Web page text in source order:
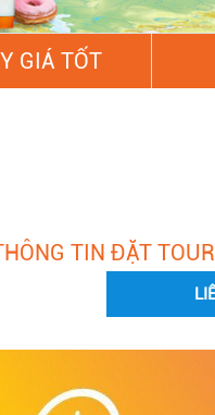
GIÁ TỐT
TIN ĐẶT TOUR